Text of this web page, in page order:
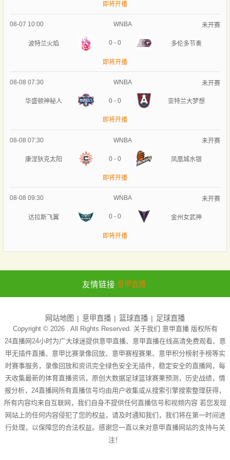
即将开播
08-07 10:00 WNBA 未开赛
波特兰火焰 0 - 0 多伦多节奏
即将开播
08-08 07:30 WNBA 未开赛
华盛顿神秘人 0 - 0 亚特兰大梦想
即将开播
08-08 07:30 WNBA 未开赛
康涅狄克太阳 0 - 0 凤凰城水银
即将开播
08-08 09:30 WNBA 未开赛
达拉斯飞翼 0 - 0 金州女武神
即将开播
友情链接 意甲直播
网站地图 意甲直播 篮球直播 足球直播
Copyright © 2026 . All Rights Reserved. 关于我们 意甲直播版权所有
24直播网24小时为广大球迷提供意甲直播、意甲直播在线高清免费观看、意
甲无插件直播、意甲比赛录像回放、意甲赛程赛果、意甲积分榜射手榜等实
时赛事服务，录像回放和资讯完全绿色安全无插件，稳定安全的直播网，每
天收集最新的体育直播资讯，原创大数据足球篮球赛果预测，历史战绩，情
报分析，24直播网所有直播信号均由用户收集或从搜索引擎搜索整理获得，
所有内容均来自互联网，我们自身不提供任何直播信号和视频内容 若您发现
网站上的任何内容侵犯了您的权益，请及时通知我们，我们将在第一时间进
行处理，以保障您的合法权益。感谢您一直以来对意甲直播网站的支持与关
注！